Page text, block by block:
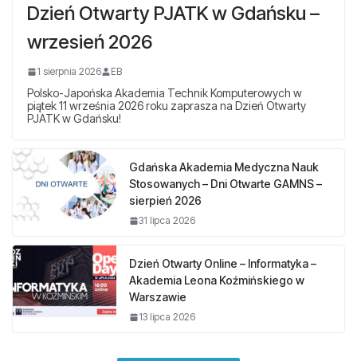
Dzień Otwarty PJATK w Gdańsku –
wrzesień 2026
1 sierpnia 2026 EB
Polsko-Japońska Akademia Technik Komputerowych w
piątek 11 września 2026 roku zaprasza na Dzień Otwarty
PJATK w Gdańsku!
Gdańska Akademia Medyczna Nauk
Stosowanych – Dni Otwarte GAMNS –
sierpień 2026
31 lipca 2026
Dzień Otwarty Online – Informatyka –
Akademia Leona Koźmińskiego w
Warszawie
13 lipca 2026